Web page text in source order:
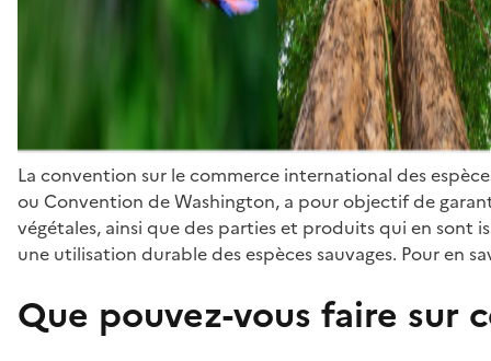
La convention sur le commerce international des
ou Convention de Washington, a pour objectif de
végétales, ainsi que des parties et produits qui en sont
une utilisation durable des espèces sauvages. Pour en
Que pouvez-vous faire sur